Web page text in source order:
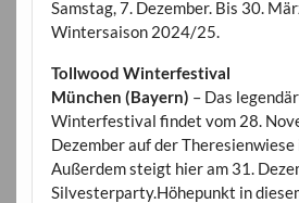
Samstag, 7. Dezember. Bis 30.
Wintersaison 2024/25.
Tollwood Winterfestival
München (Bayern) – Das
Winterfestival findet vom 28.
Dezember auf der
Außerdem steigt hier am 31.
Silvesterparty.Höhepunkt in